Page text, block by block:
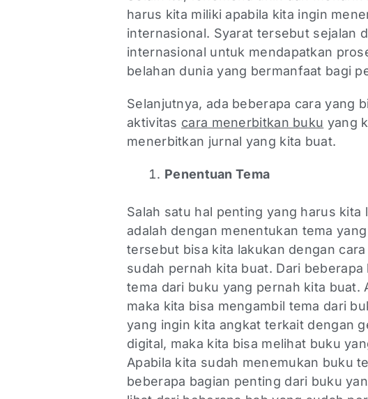
harus kita miliki apabila kita ingin
internasional. Syarat tersebut sejalan
internasional untuk mendapatkan
belahan dunia yang bermanfaat bagi
Selanjutnya, ada beberapa cara yang
aktivitas cara menerbitkan buku yang
menerbitkan jurnal yang kita buat.
Penentuan Tema
Salah satu hal penting yang harus
adalah dengan menentukan tema
tersebut bisa kita lakukan dengan
sudah pernah kita buat. Dari
tema dari buku yang pernah kita buat.
maka kita bisa mengambil tema dari
yang ingin kita angkat terkait dengan
digital, maka kita bisa melihat buku
Apabila kita sudah menemukan buku
beberapa bagian penting dari buku